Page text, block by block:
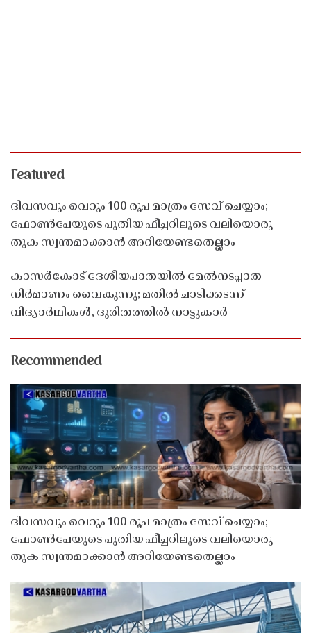
Featured
ദിവസവും വെറും 100 രൂപ മാത്രം സേവ് ചെയ്യാം;
ഫോൺപേയുടെ പുതിയ ഫീച്ചറിലൂടെ വലിയൊരു
തുക സ്വന്തമാക്കാൻ അറിയേണ്ടതെല്ലാം
കാസർകോട് ദേശീയപാതയിൽ മേൽനടപ്പാത
നിർമാണം വൈകുന്നു; മതിൽ ചാടിക്കടന്ന്
വിദ്യാർഥികൾ, ദുരിതത്തിൽ നാട്ടുകാർ
Recommended
ദിവസവും വെറും 100 രൂപ മാത്രം സേവ് ചെയ്യാം;
ഫോൺപേയുടെ പുതിയ ഫീച്ചറിലൂടെ വലിയൊരു
തുക സ്വന്തമാക്കാൻ അറിയേണ്ടതെല്ലാം